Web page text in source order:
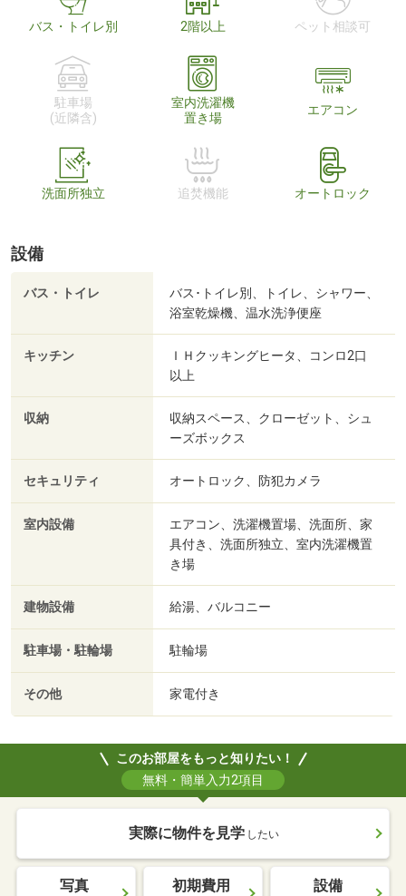
バス・トイレ別 2階以上 ペット相談可
駐車場
(近隣含)
室内洗濯機
置き場
エアコン
洗面所独立 追焚機能 オートロック
設備
バス・トイレ
バス･トイレ別、トイレ、シャワー、
浴室乾燥機、温水洗浄便座
キッチン
ＩＨクッキングヒータ、コンロ2口
以上
収納
収納スペース、クローゼット、シュ
ーズボックス
セキュリティ オートロック、防犯カメラ
室内設備
エアコン、洗濯機置場、洗面所、家
具付き、洗面所独立、室内洗濯機置
き場
建物設備 給湯、バルコニー
駐車場・駐輪場 駐輪場
その他 家電付き
このお部屋をもっと知りたい！
無料・簡単入力2項目
実際に物件を見学 したい
写真 初期費用 設備